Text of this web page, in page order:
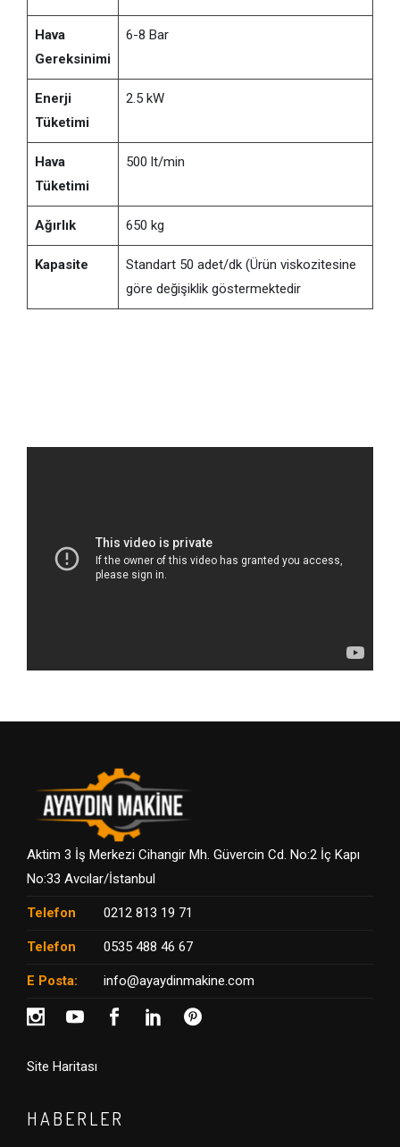
Hava
Gereksinimi
6-8 Bar
Enerji
Tüketimi
2.5 kW
Hava
Tüketimi
500 lt/min
Ağırlık 650 kg
Kapasite
Standart 50 adet/dk (Ürün viskozitesine
göre değişiklik göstermektedir
Aktim 3 İş Merkezi Cihangir Mh. Güvercin Cd. No:2 İç Kapı
No:33 Avcılar/İstanbul
Telefon 0212 813 19 71
Telefon 0535 488 46 67
E Posta: info@ayaydinmakine.com
Site Haritası
HABERLER